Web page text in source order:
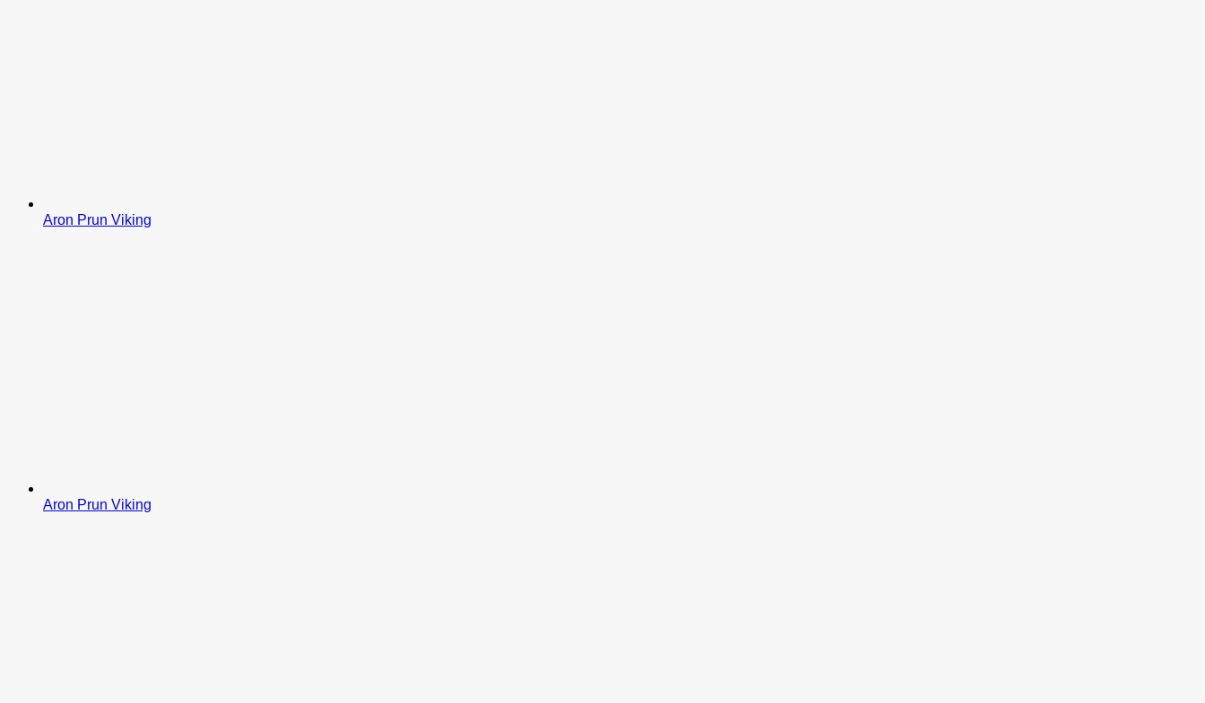
Aron Prun Viking
Aron Prun Viking